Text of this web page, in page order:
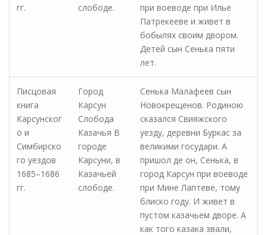
гг.
слободе.
при воеводе при Илье
Патрекееве и живет в
бобылях своим двором.
Детей сын Сенька пяти
лет.
Писцовая
книга
Карсунског
о и
Симбирско
го уездов
1685–1686
гг.
Город
Карсун
Слобода
Казачья В
городе
Карсуни, в
Казачьей
слободе.
Сенька Малафеев сын
Новокрещенов. Родиною
сказался Свияжского
уезду, деревни Буркас за
великими государи. А
пришол де он, Сенька, в
город Карсун при воеводе
при Мине Лаптеве, тому
блиско году. И живет в
пустом казачьем дворе. А
как того казака звали,